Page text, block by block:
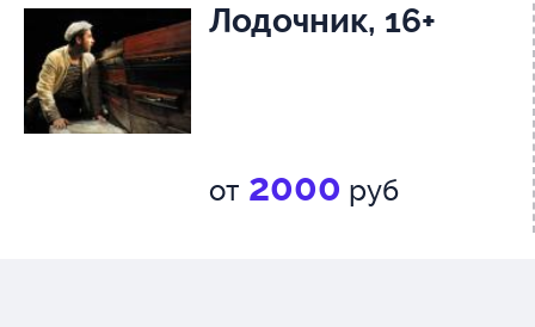
Лодочник, 16+
от 2000 руб